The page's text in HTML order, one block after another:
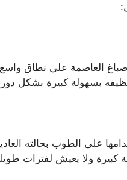
صباغ العاصمة على نطاق
بسهولة كبيرة بشكل
على الطوب بحالته
كبيرة ولا يعيش لفترات